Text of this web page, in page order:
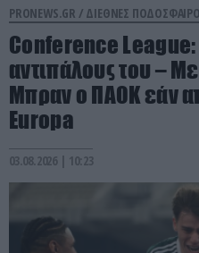
PRONEWS.GR / ΔΙΕΘΝΕΣ ΠΟΔΟΣΦΑΙΡΟ
Conference
αντιπάλους του –
Μπραν ο ΠΑΟΚ εάν
Europa
03.08.2026 | 10:23